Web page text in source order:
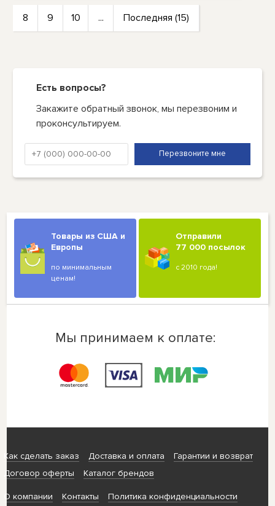
8 9 10 ... Последняя (15)
Есть вопросы?
Закажите обратный звонок, мы перезвоним и
проконсультируем.
Товары из США и
Европы
по минимальным
ценам!
Отправили
77 000 посылок
с 2010 года!
Мы принимаем к оплате:
Как сделать заказ Доставка и оплата
Гарантии и возврат
Договор оферты
Каталог брендов
О компании Контакты Политика конфиденциальности